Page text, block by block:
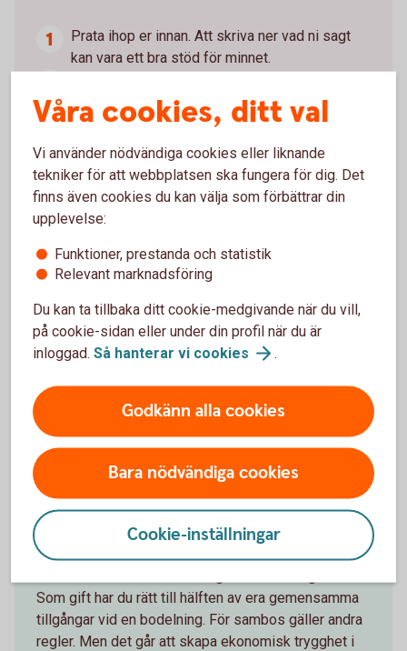
Prata ihop er innan. Att skriva ner vad ni sagt
kan vara ett bra stöd för minnet.
gemensamma kostnader? Ska ni betala lika
mycket eller utifrån lön?
Om ni köper bostad tillsammans, ska ni betala
lika mycket? Om inte, hur löser ni det? Ta gärna
hjälp av en jurist för att diskutera.
Hur ska ni göra om en flyttar in i den andres
dela på kostnader och en eventuell framtida
vinst?
löser problem om ni senare skulle gå skilda
vägar.
Andra läser också
Bodelning och bodelningsavtal – så
funkar det
Som gift har du rätt till hälften av era gemensamma
tillgångar vid en bodelning. För sambos gäller andra
regler. Men det går att skapa ekonomisk trygghet i
Våra cookies, ditt val
Vi använder nödvändiga cookies eller liknande
tekniker för att webbplatsen ska fungera för dig. Det
finns även cookies du kan välja som förbättrar din
upplevelse:
Funktioner, prestanda och statistik
Relevant marknadsföring
Du kan ta tillbaka ditt cookie-medgivande när du vill,
på cookie-sidan eller under din profil när du är
inloggad. Så hanterar vi cookies .
Godkänn alla cookies
Bara nödvändiga cookies
Cookie-inställningar